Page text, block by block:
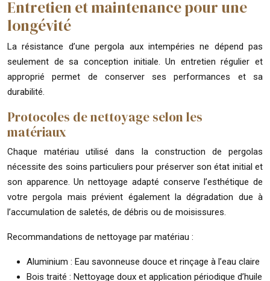
Entretien et maintenance pour une
longévité
La résistance d’une pergola aux intempéries ne dépend pas
seulement de sa conception initiale. Un entretien régulier et
approprié permet de conserver ses performances et sa
durabilité.
Protocoles de nettoyage selon les
matériaux
Chaque matériau utilisé dans la construction de pergolas
nécessite des soins particuliers pour préserver son état initial et
son apparence. Un nettoyage adapté conserve l’esthétique de
votre pergola mais prévient également la dégradation due à
l’accumulation de saletés, de débris ou de moisissures.
Recommandations de nettoyage par matériau :
Aluminium : Eau savonneuse douce et rinçage à l’eau claire
Bois traité : Nettoyage doux et application périodique d’huile